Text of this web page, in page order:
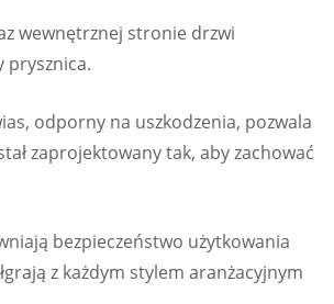
wewnętrznej stronie drzwi
prysznica.
odporny na uszkodzenia, pozwala
zaprojektowany tak, aby zachować
bezpieczeństwo użytkowania
z każdym stylem aranżacyjnym